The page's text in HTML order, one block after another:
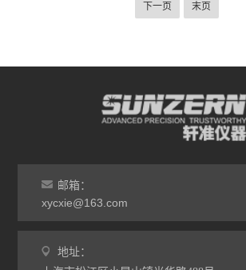
下一页 末页
邮箱：
xycxie@163.com
地址：